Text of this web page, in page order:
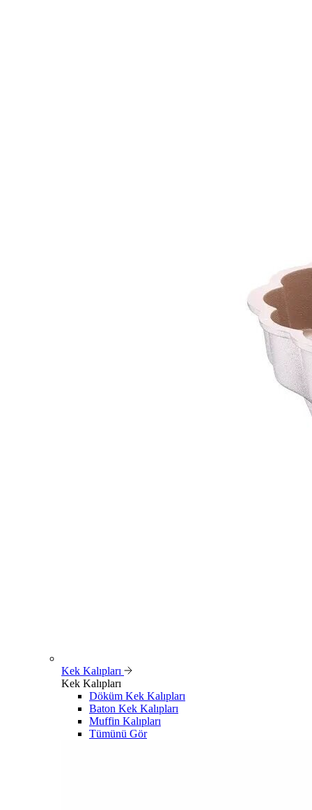
Kek Kalıpları
Kek Kalıpları
Döküm Kek Kalıpları
Baton Kek Kalıpları
Muffin Kalıpları
Tümünü Gör